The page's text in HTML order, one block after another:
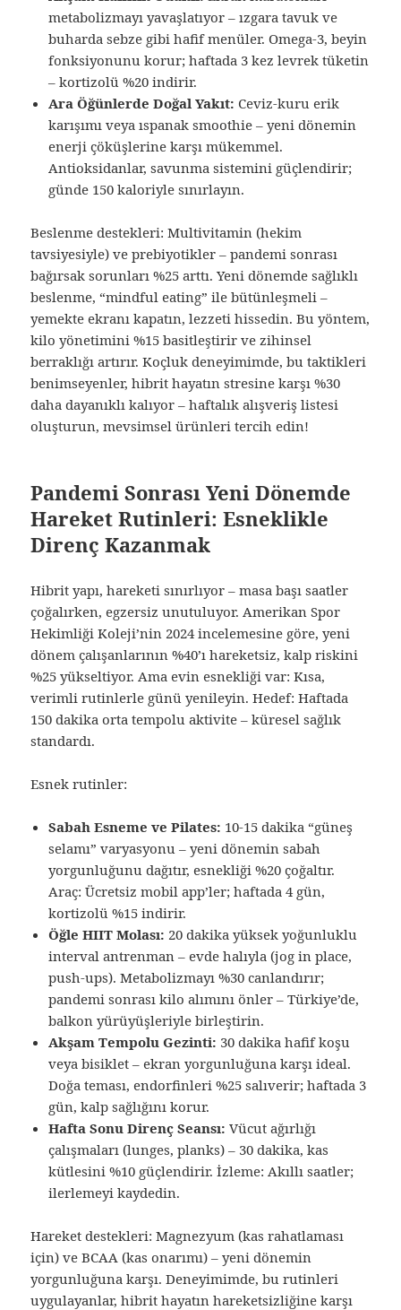
metabolizmayı yavaşlatıyor – ızgara tavuk ve
buharda sebze gibi hafif menüler. Omega-3, beyin
fonksiyonunu korur; haftada 3 kez levrek tüketin
– kortizolü %20 indirir.
Ara Öğünlerde Doğal Yakıt: Ceviz-kuru erik
karışımı veya ıspanak smoothie – yeni dönemin
enerji çöküşlerine karşı mükemmel.
Antioksidanlar, savunma sistemini güçlendirir;
günde 150 kaloriyle sınırlayın.
Beslenme destekleri: Multivitamin (hekim
tavsiyesiyle) ve prebiyotikler – pandemi sonrası
bağırsak sorunları %25 arttı. Yeni dönemde sağlıklı
beslenme, “mindful eating” ile bütünleşmeli –
yemekte ekranı kapatın, lezzeti hissedin. Bu yöntem,
kilo yönetimini %15 basitleştirir ve zihinsel
berraklığı artırır. Koçluk deneyimimde, bu taktikleri
benimseyenler, hibrit hayatın stresine karşı %30
daha dayanıklı kalıyor – haftalık alışveriş listesi
oluşturun, mevsimsel ürünleri tercih edin!
Pandemi Sonrası Yeni Dönemde
Hareket Rutinleri: Esneklikle
Direnç Kazanmak
Hibrit yapı, hareketi sınırlıyor – masa başı saatler
çoğalırken, egzersiz unutuluyor. Amerikan Spor
Hekimliği Koleji’nin 2024 incelemesine göre, yeni
dönem çalışanlarının %40’ı hareketsiz, kalp riskini
%25 yükseltiyor. Ama evin esnekliği var: Kısa,
verimli rutinlerle günü yenileyin. Hedef: Haftada
150 dakika orta tempolu aktivite – küresel sağlık
standardı.
Esnek rutinler:
Sabah Esneme ve Pilates: 10-15 dakika “güneş
selamı” varyasyonu – yeni dönemin sabah
yorgunluğunu dağıtır, esnekliği %20 çoğaltır.
Araç: Ücretsiz mobil app’ler; haftada 4 gün,
kortizolü %15 indirir.
Öğle HIIT Molası: 20 dakika yüksek yoğunluklu
interval antrenman – evde halıyla (jog in place,
push-ups). Metabolizmayı %30 canlandırır;
pandemi sonrası kilo alımını önler – Türkiye’de,
balkon yürüyüşleriyle birleştirin.
Akşam Tempolu Gezinti: 30 dakika hafif koşu
veya bisiklet – ekran yorgunluğuna karşı ideal.
Doğa teması, endorfinleri %25 salıverir; haftada 3
gün, kalp sağlığını korur.
Hafta Sonu Direnç Seansı: Vücut ağırlığı
çalışmaları (lunges, planks) – 30 dakika, kas
kütlesini %10 güçlendirir. İzleme: Akıllı saatler;
ilerlemeyi kaydedin.
Hareket destekleri: Magnezyum (kas rahatlaması
için) ve BCAA (kas onarımı) – yeni dönemin
yorgunluğuna karşı. Deneyimimde, bu rutinleri
uygulayanlar, hibrit hayatın hareketsizliğine karşı